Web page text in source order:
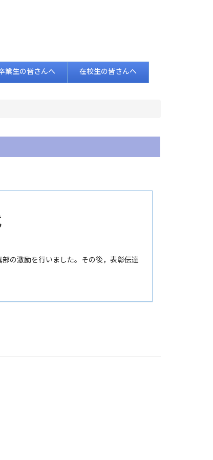
業生の皆さんへ 在校生の皆さんへ
の激励を行いました。その後，表彰伝達